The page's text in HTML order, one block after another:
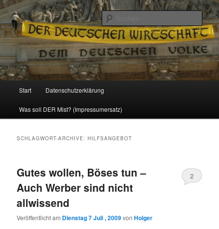
Reizzentrum
Politik, Wirtschaft, Soziales und Gesellschaft
Zum
Inhalt
Zum
sekundären
Start Datenschutzerklärung
Was soll DER Mist? (Impressumersatz)
SCHLAGWORT-ARCHIVE:HILFSANGEBOT
Gutes wollen, Böses tun –
Auch Werber sind nicht
allwissend
Veröffentlicht am Dienstag 7 Juli , 2009vonHolger
2